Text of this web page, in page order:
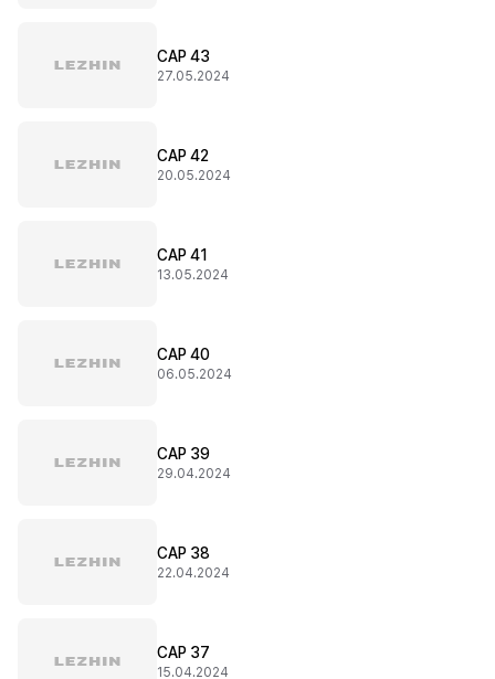
CAP 43
27.05.2024
CAP 42
20.05.2024
CAP 41
13.05.2024
CAP 40
06.05.2024
CAP 39
29.04.2024
CAP 38
22.04.2024
CAP 37
15.04.2024